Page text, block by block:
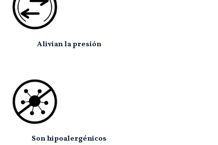
Alivian la presión
Son hipoalergénicos